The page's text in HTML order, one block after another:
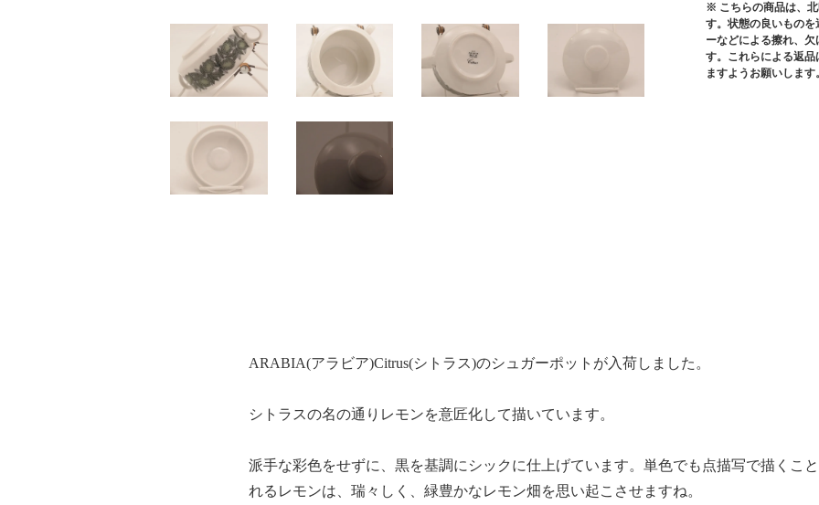
※ こちらの商品は、
す。状態の良いもの
ーなどによる擦れ、
す。これらによる返
ますようお願いします。
ARABIA(アラビア)Citrus(シトラス)のシュガーポットが入荷しました。
シトラスの名の通りレモンを意匠化して描いています。
派手な彩色をせずに、黒を基調にシックに仕上げています。単色でも点描写で描くこ
れるレモンは、瑞々しく、緑豊かなレモン畑を思い起こさせますね。